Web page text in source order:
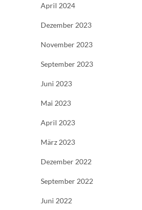
April 2024
Dezember 2023
November 2023
September 2023
Juni 2023
Mai 2023
April 2023
März 2023
Dezember 2022
September 2022
Juni 2022